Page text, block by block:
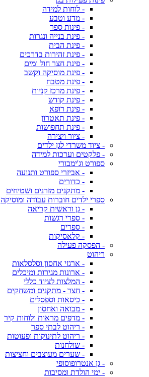
- לוחות למידה
- מדע וטבע
- פינות ספר
- פינת בנייה ונגרות
- פינת הבית
- פינת זהירות בדרכים
- פינת חצר חול ומים
- פינת מוסיקה וקשב
- פינת מטבח
- פינת מרכז קניות
- פינת קודש
- פינת רופא
- פינת תאטרון
- פינת תחפושות
- ציור ויצירה
- ציוד משרדי לגן ילדים
- פלקטים וערכות למידה
ספורט וג'ימבורי
- אביזרי ספורט ותנועה
- כדורים
- מתקנים מזרנים ושטיחים
ספרי ילדים חוברות עבודה ומוסיקה
- גן וראשית קריאה
- ספרי רגשות
- ספרים
- קלאסיקות
- הפסקה פעילה
ריהוט
- ארגזי אחסון וסלסלאות
- ארונות מגירות ומיכלים
- המלצות לציוד כללי
- חצר - מתקנים ומשחקים
- כיסאות וספסלים
- מבואה ואחסון
- מדפים מראות ולוחות קיר
- ריהוט לבתי ספר
- ריהוט לתינוקות ופעוטות
- שולחנות
- שערים מעוצבים וחציצות
- גן אנטרופוסופי
- ימי הולדת ומסיבות